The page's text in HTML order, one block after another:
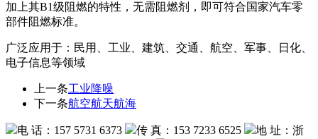
加上其B1级阻燃的特性，无需阻燃剂，即可符合国家汽车零
部件阻燃标准。
广泛应用于：民用、工业、建筑、交通、航空、军事、日化、
电子信息等领域
上一条工业降噪
下一条航空航天航海
电 话：157 5731 6373 传 真：153 7233 6525
地 址：浙